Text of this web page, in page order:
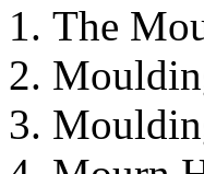
The